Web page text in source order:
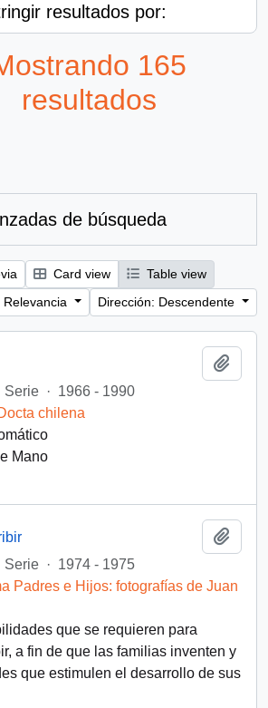
resultados por:
165
resultados
de búsqueda
Card view
Table view
Dirección: Descendente
Serie · 1966 - 1990
chilena
Mano
Serie · 1974 - 1975
Padres e Hijos: fotografías de Juan
que se requieren para
a fin de que las familias inventen y
que estimulen el desarrollo de sus